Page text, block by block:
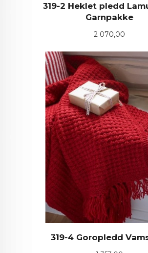
319-2 Heklet pledd
Garnpakke
Pris
2 070,00
319-4 Goropledd